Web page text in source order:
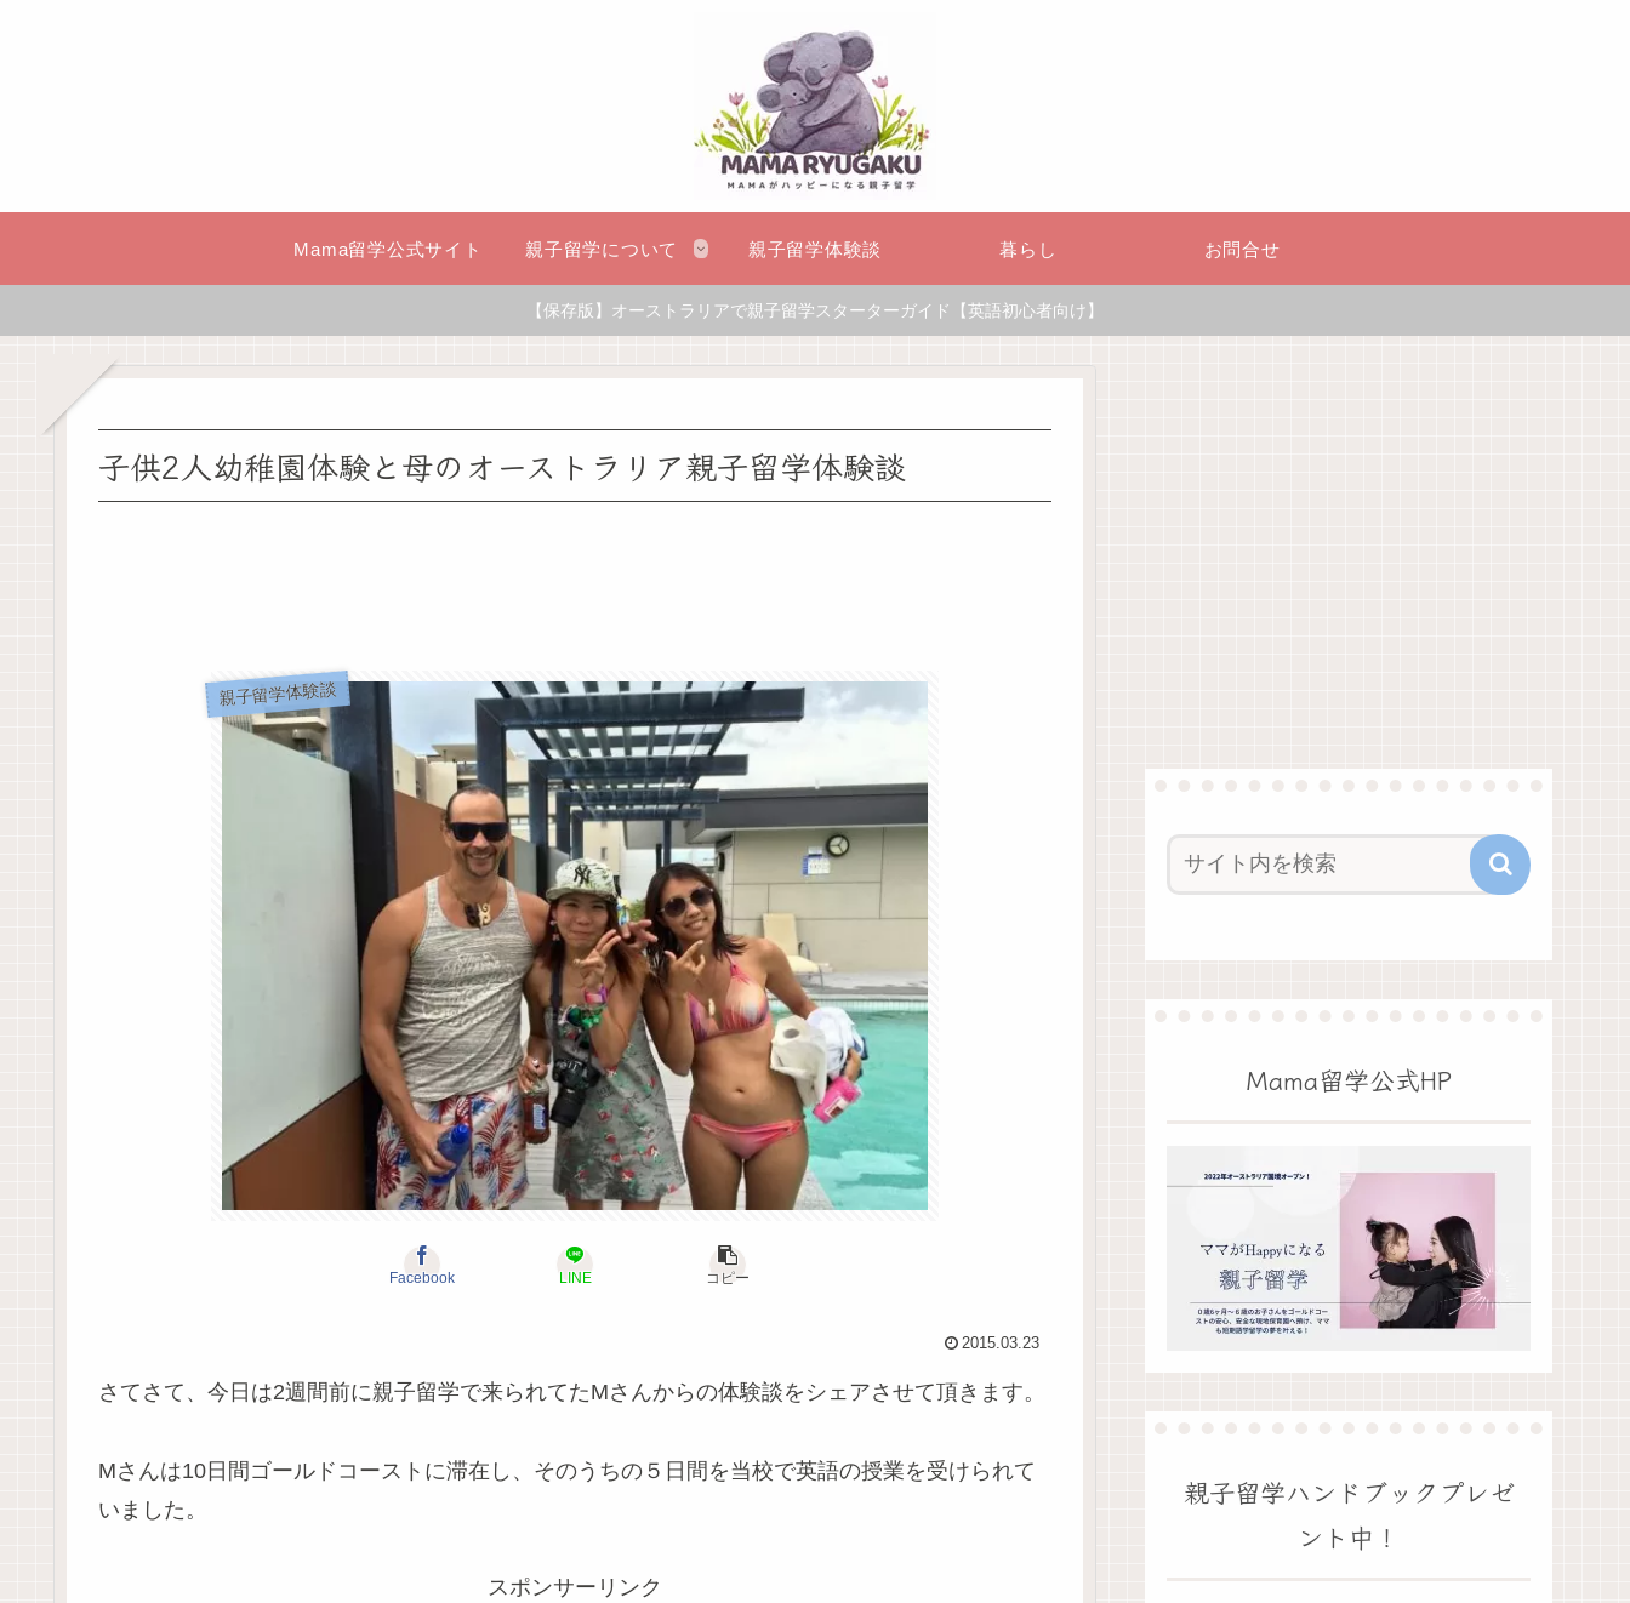
Mama留学公式サイト 親子留学について 親子留学体験談 暮らし お問合せ
【保存版】オーストラリアで親子留学スターターガイド【英語初心者向け】
子供2人幼稚園体験と母のオーストラリア親子留学体験談
親子留学体験談
Facebook LINE コピー
2015.03.23
さてさて、今日は2週間前に親子留学で来られてたMさんからの体験談をシェアさせて頂きます。
Mさんは10日間ゴールドコーストに滞在し、そのうちの５日間を当校で英語の授業を受けられて
いました。
スポンサーリンク
Mama留学公式HP
親子留学ハンドブックプレゼ
ント中！